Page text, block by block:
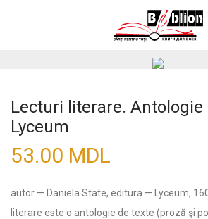
Lecturi literare. Antologie
Lyceum
53.00 MDL
autor — Daniela State, editura — Lyceum,
literare este o antologie de texte (proză şi